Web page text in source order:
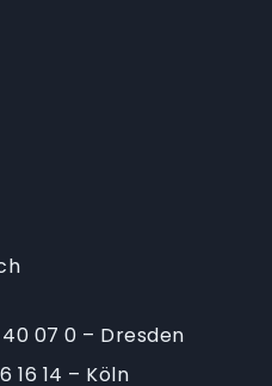
07 0 – Dresden
16 14 – Köln